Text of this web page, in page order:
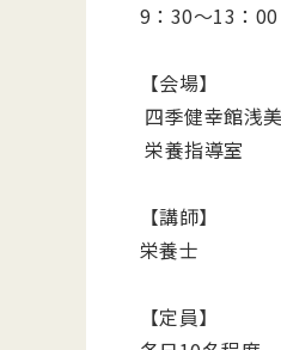
9：30～13：00
【会場】
四季健幸館浅
栄養指導室
【講師】
栄養士
【定員】